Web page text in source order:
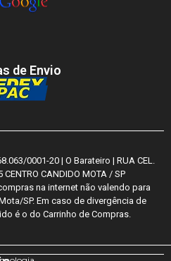
de Envio
0001-20 | O Barateiro | RUA CEL.
CENTRO CANDIDO MOTA / SP
na internet não valendo para
SP. Em caso de divergência de
é o do Carrinho de Compras.